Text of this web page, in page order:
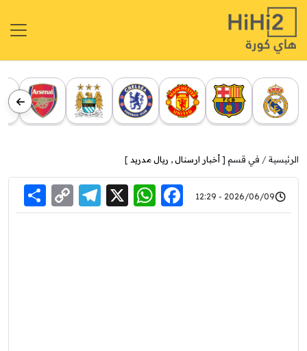
الرئيسية في قسم [ أخبار ارسنال , ريال مدريد ]
2026/06/09 - 12:29
Facebook
WhatsApp
X
Link